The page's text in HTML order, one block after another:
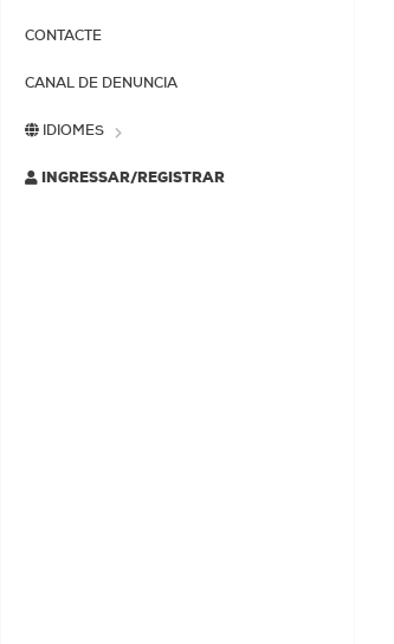
CONTACTE
CANAL DE DENUNCIA
IDIOMES
INGRESSAR/REGISTRAR